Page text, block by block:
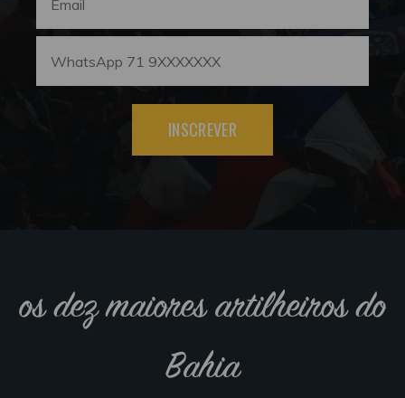
INSCREVER
os dez maiores artilheiros do
Bahia